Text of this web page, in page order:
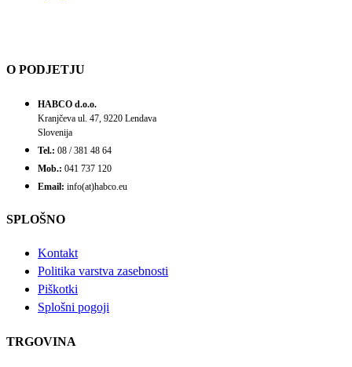
O PODJETJU
HABCO d.o.o.
Kranjčeva ul. 47, 9220 Lendava
Slovenija
Tel.: 08 / 381 48 64
Mob.: 041 737 120
Email: info(at)habco.eu
SPLOŠNO
Kontakt
Politika varstva zasebnosti
Piškotki
Splošni pogoji
TRGOVINA